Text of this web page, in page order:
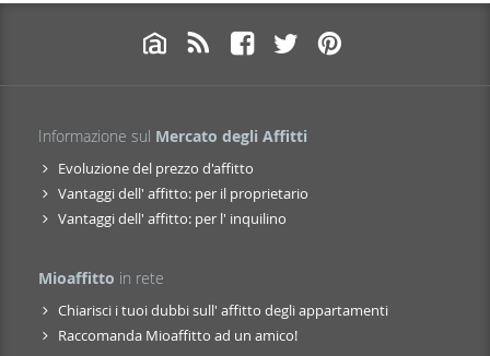
Informazione sul Mercato degli Affitti
Evoluzione del prezzo d'affitto
Vantaggi dell' affitto: per il proprietario
Vantaggi dell' affitto: per l' inquilino
Mioaffitto in rete
Chiarisci i tuoi dubbi sull' affitto degli appartamenti
Raccomanda Mioaffitto ad un amico!